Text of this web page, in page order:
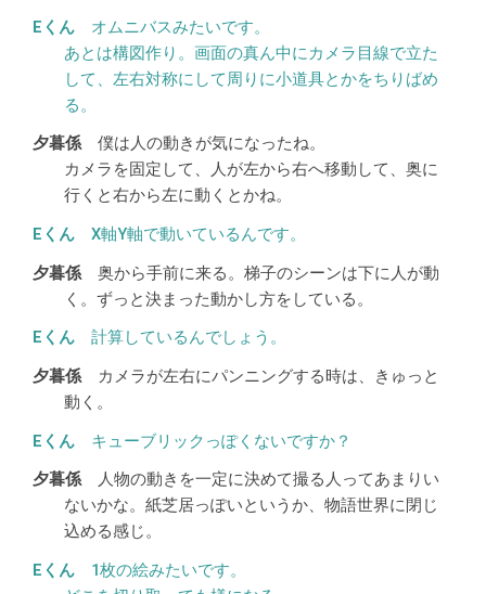
オムニバスみたいです。
あとは構図作り。画面の真ん中にカメラ目線で立た
して、左右対称にして周りに小道具とかをちりばめ
る。
僕は人の動きが気になったね。
カメラを固定して、人が左から右へ移動して、奥に
行くと右から左に動くとかね。
X軸Y軸で動いているんです。
奥から手前に来る。梯子のシーンは下に人が動
く。ずっと決まった動かし方をしている。
計算しているんでしょう。
カメラが左右にパンニングする時は、きゅっと
動く。
キューブリックっぽくないですか？
人物の動きを一定に決めて撮る人ってあまりい
ないかな。紙芝居っぽいというか、物語世界に閉じ
込める感じ。
1枚の絵みたいです。